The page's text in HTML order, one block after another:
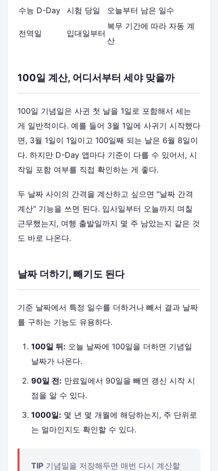
수능 D-Day 시험 당일 오늘부터 남은 일수
전역일 입대일부터
복무 기간에 따라 자동 계
산
100일 계산, 어디서부터 세야 맞을까
100일 기념일은 사귄 첫 날을 1일로 포함해서 세는
게 일반적이다. 예를 들어 3월 1일에 사귀기 시작했다
면, 3월 1일이 1일이고 100일째 되는 날은 6월 8일이
다. 하지만 D-Day 앱마다 기준이 다를 수 있어서, 시
작일 포함 여부를 직접 확인하는 게 좋다.
두 날짜 사이의 간격을 계산하고 싶으면 "날짜 간격
계산" 기능을 쓰면 된다. 입사일부터 오늘까지 며칠
근무했는지, 여행 출발일까지 몇 주 남았는지 같은 것
도 바로 나온다.
날짜 더하기, 빼기도 된다
기준 날짜에서 특정 일수를 더하거나 빼서 결과 날짜
를 구하는 기능도 유용하다.
100일 뒤: 오늘 날짜에 100일을 더하면 기념일
날짜가 나온다.
90일 전: 만료일에서 90일을 빼면 갱신 시작 시
점을 알 수 있다.
1000일: 몇 년 몇 개월에 해당하는지, 주 단위로
는 얼마인지도 확인할 수 있다.
TIP 기념일을 저장해두면 매번 다시 계산할